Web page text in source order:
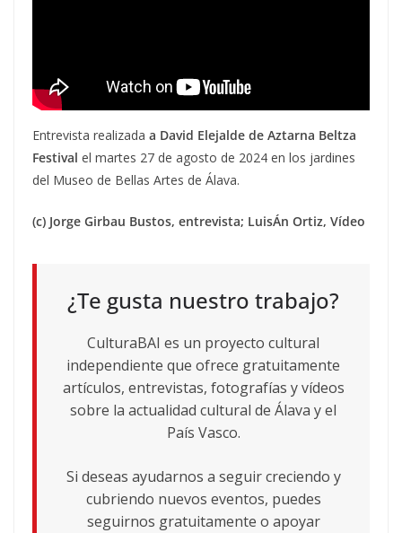
Entrevista realizada a David Elejalde de Aztarna Beltza
Festival el martes 27 de agosto de 2024 en los jardines
del Museo de Bellas Artes de Álava.
(c) Jorge Girbau Bustos, entrevista; LuisÁn Ortiz, Vídeo
¿Te gusta nuestro trabajo?
CulturaBAI es un proyecto cultural
independiente que ofrece gratuitamente
artículos, entrevistas, fotografías y vídeos
sobre la actualidad cultural de Álava y el
País Vasco.
Si deseas ayudarnos a seguir creciendo y
cubriendo nuevos eventos, puedes
seguirnos gratuitamente o apoyar